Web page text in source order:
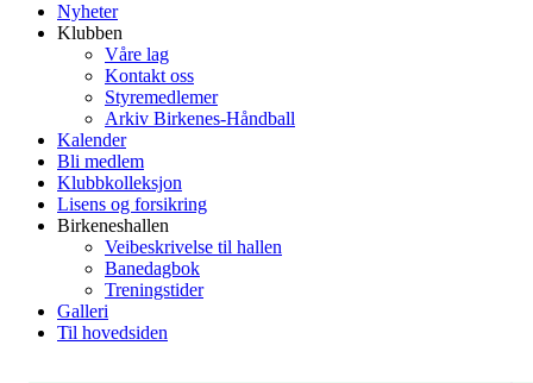
Nyheter
Klubben
Våre lag
Kontakt oss
Styremedlemer
Arkiv Birkenes-Håndball
Kalender
Bli medlem
Klubbkolleksjon
Lisens og forsikring
Birkeneshallen
Veibeskrivelse til hallen
Banedagbok
Treningstider
Galleri
Til hovedsiden